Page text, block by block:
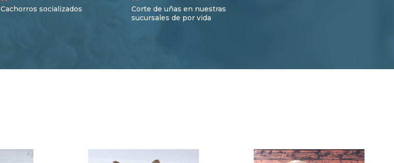
Cachorros socializados
Corte de uñas en nuestras
sucursales de por vida